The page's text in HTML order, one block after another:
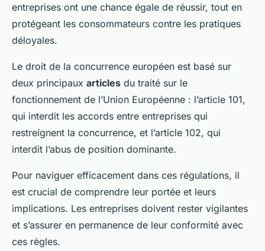
entreprises ont une chance égale de réussir, tout en
protégeant les consommateurs contre les pratiques
déloyales.
Le droit de la concurrence européen est basé sur
deux principaux articles du traité sur le
fonctionnement de l’Union Européenne : l’article 101,
qui interdit les accords entre entreprises qui
restreignent la concurrence, et l’article 102, qui
interdit l’abus de position dominante.
Pour naviguer efficacement dans ces régulations, il
est crucial de comprendre leur portée et leurs
implications. Les entreprises doivent rester vigilantes
et s’assurer en permanence de leur conformité avec
ces règles.